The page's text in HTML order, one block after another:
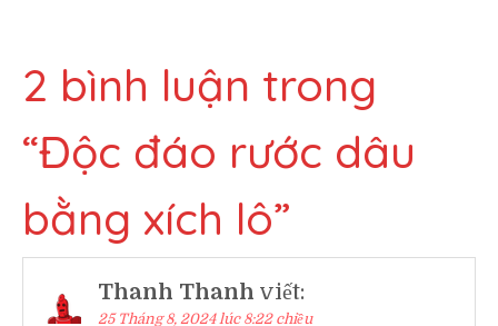
viết
2 bình luận trong
“Độc đáo rước dâu
bằng xích lô”
Thanh Thanh viết:
25 Tháng 8, 2024 lúc 8:22 chiều